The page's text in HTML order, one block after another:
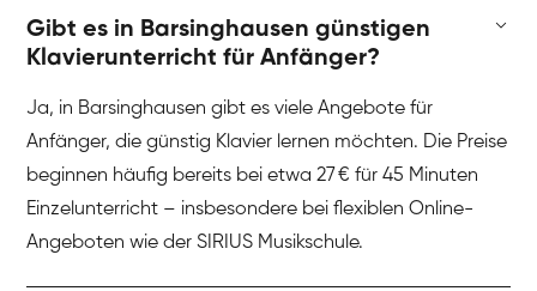
Gibt es in Barsinghausen günstigen
Klavierunterricht für Anfänger?
Ja, in Barsinghausen gibt es viele Angebote für
Anfänger, die günstig Klavier lernen möchten. Die Preise
beginnen häufig bereits bei etwa 27 € für 45 Minuten
Einzelunterricht – insbesondere bei flexiblen Online-
Angeboten wie der SIRIUS Musikschule.